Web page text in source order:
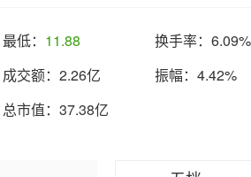
最低： 11.88 换手率： 6.09%
成交额： 2.26亿 振幅： 4.42%
总市值： 37.38亿